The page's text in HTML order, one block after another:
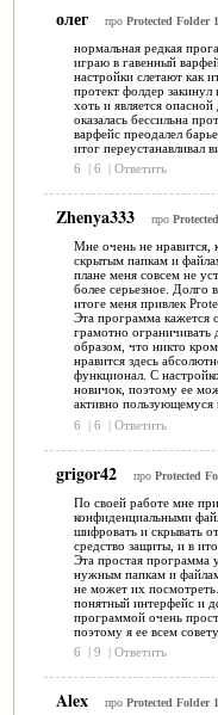
олег
про Protected Folder
нормальная редкая
играю в гавенный
настройки слетают как
протект фолдер
хоть и является
оказалась бессильна
варфейс преодалел
итог переустанавливал
6
6 Ответить
Zhenya333 про
Мне очень не нравится,
скрытым папкам и
плане меня совсем не
более серьезное. Долго
итоге меня привлек
Эта программа кажется
грамотно
образом, что никто
нравится здесь
функционал. С
новичок, поэтому ее
активно пользующемуся
6
| 6 | Ответить
grigor42 про Protected
По своей работе мне
конфиденциальными
шифровать и скрывать
средство защиты, и в
Эта простая программа
нужным папкам и
не может их
понятный интерфейс и
программой очень
поэтому я ее всем
6
9 Ответить
Alex про Protected Folder